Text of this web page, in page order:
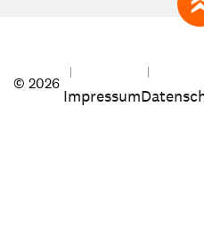
© 2026
Impressum